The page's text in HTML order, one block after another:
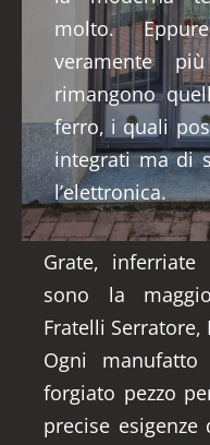
molto.
veramente
rimangono
ferro, i quali
integrati ma di
l’elettronica.
Grate,
sono la
Fratelli
Ogni
forgiato pezzo
precise